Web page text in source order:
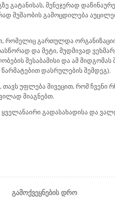
გატანისას, მენეჯერად
მუშაობის გამოცდილება
რომელიც გართულდა
და მეტი, მუდმივად
შესაბამისი და ამ მიდგომას
დასრულების შემდეგ).
უფლება მივეცით, რომ ჩვენი
მიაგნებთ.
გადასახადისა და
გამოქვეყნების დრო